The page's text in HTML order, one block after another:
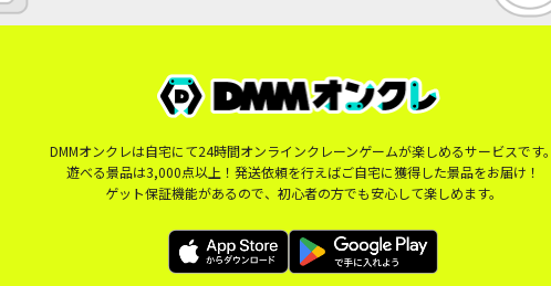
DMMオンクレは自宅にて24時間オンラインクレーンゲームが楽しめるサービスです
遊べる景品は3,000点以上！発送依頼を行えばご自宅に獲得した景品をお届け！
ゲット保証機能があるので、初心者の方でも安心して楽しめます。